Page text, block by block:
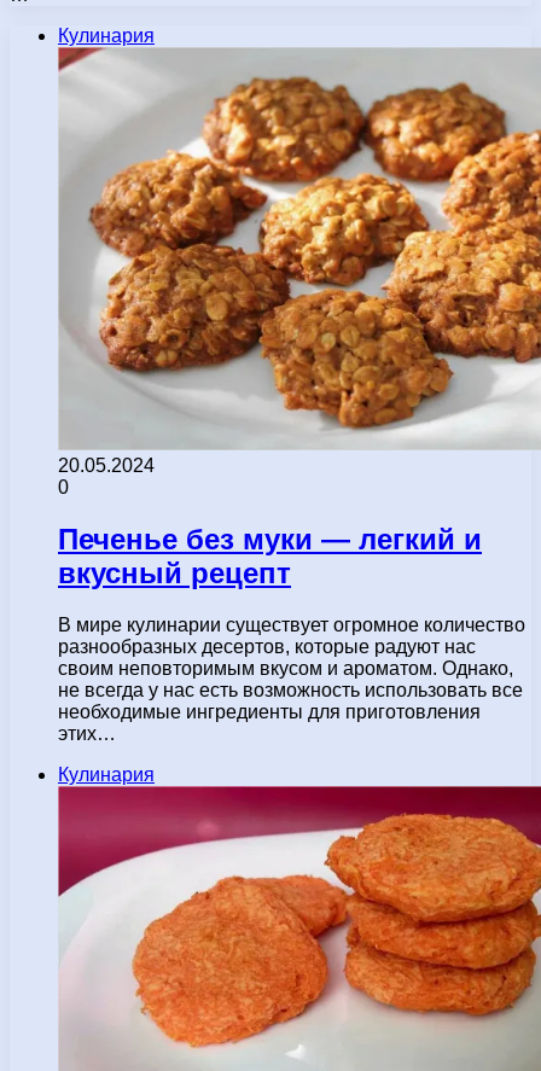
Кулинария
20.05.2024
0
Печенье без муки — легкий и
вкусный рецепт
В мире кулинарии существует огромное количество
разнообразных десертов, которые радуют нас
своим неповторимым вкусом и ароматом. Однако,
не всегда у нас есть возможность использовать все
необходимые ингредиенты для приготовления
этих…
Кулинария